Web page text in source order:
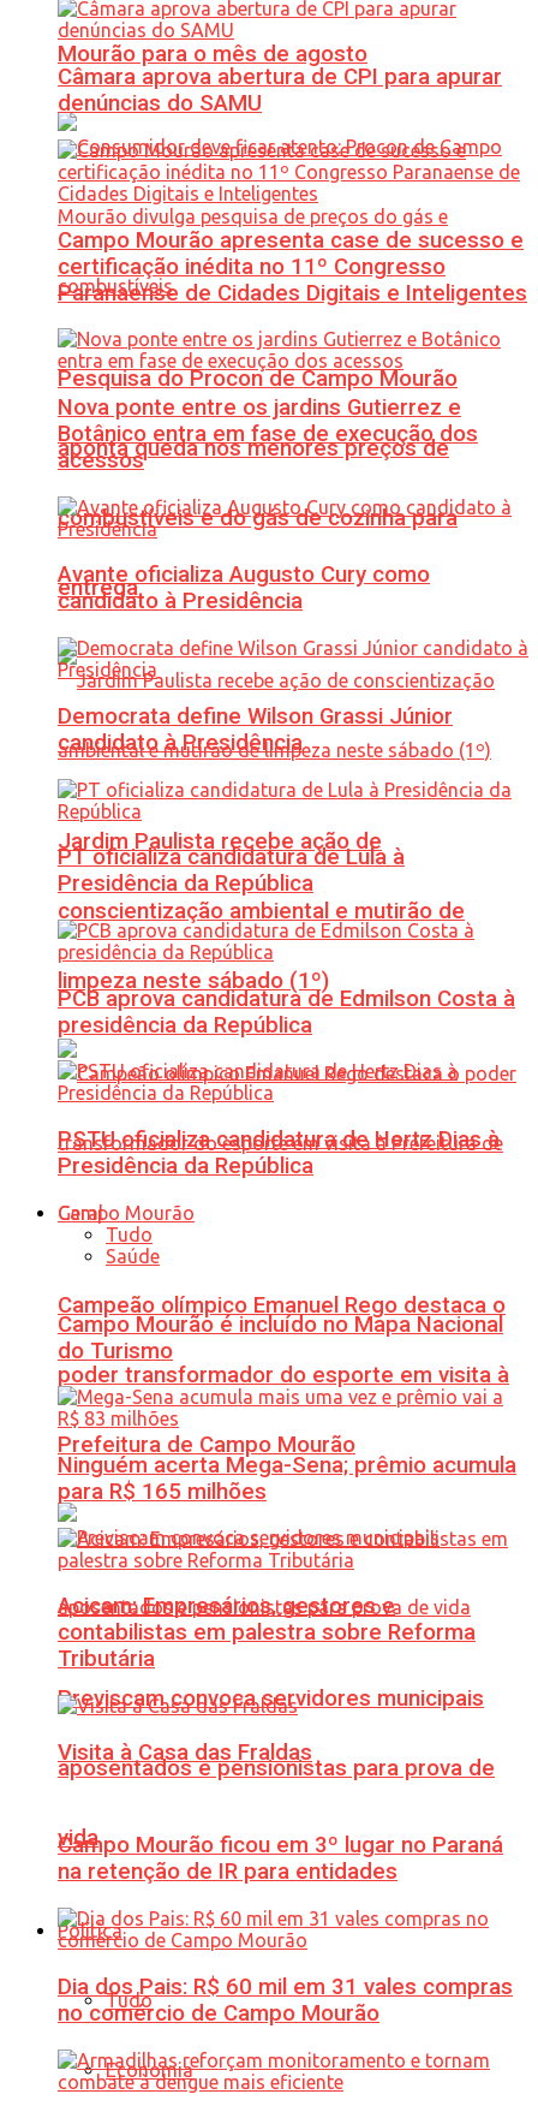
Mourão para o mês de agosto
Pesquisa do Procon de Campo Mourão
aponta queda nos menores preços de
combustíveis e do gás de cozinha para
entrega
Jardim Paulista recebe ação de
conscientização ambiental e mutirão de
limpeza neste sábado (1º)
Campeão olímpico Emanuel Rego destaca o
poder transformador do esporte em visita à
Prefeitura de Campo Mourão
Previscam convoca servidores municipais
aposentados e pensionistas para prova de
vida
Política
Tudo
Economia
Câmara aprova abertura de CPI para apurar
denúncias do SAMU
Campo Mourão apresenta case de sucesso e
certificação inédita no 11º Congresso
Paranaense de Cidades Digitais e Inteligentes
Nova ponte entre os jardins Gutierrez e
Botânico entra em fase de execução dos
acessos
Avante oficializa Augusto Cury como
candidato à Presidência
Democrata define Wilson Grassi Júnior
candidato à Presidência
PT oficializa candidatura de Lula à
Presidência da República
PCB aprova candidatura de Edmilson Costa à
presidência da República
PSTU oficializa candidatura de Hertz Dias à
Presidência da República
Geral
Tudo
Saúde
Campo Mourão é incluído no Mapa Nacional
do Turismo
Ninguém acerta Mega-Sena; prêmio acumula
para R$ 165 milhões
Acicam: Empresários, gestores e
contabilistas em palestra sobre Reforma
Tributária
Visita à Casa das Fraldas
Campo Mourão ficou em 3º lugar no Paraná
na retenção de IR para entidades
Dia dos Pais: R$ 60 mil em 31 vales compras
no comércio de Campo Mourão